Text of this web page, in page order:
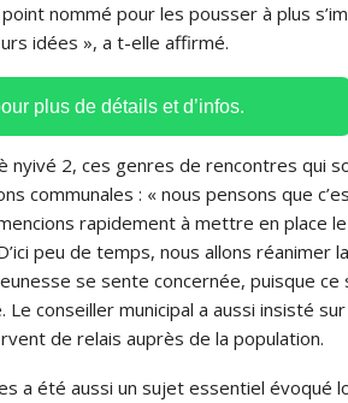
nommé pour les pousser à plus
idées », a t-elle affirmé.
plus de détails et d’infos.
nyivé 2, ces genres de rencontres qui
communales : « nous pensons que
rapidement à mettre en place
peu de temps, nous allons réanimer
se sente concernée, puisque ce
conseiller municipal a aussi insisté
de relais auprès de la population.
a été aussi un sujet essentiel évoqué